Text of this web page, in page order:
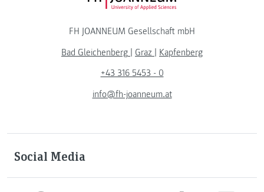
FH JOANNEUM Gesellschaft mbH
Bad Gleichenberg | Graz | Kapfenberg
+43 316 5453 - 0
info@fh-joanneum.at
Social Media